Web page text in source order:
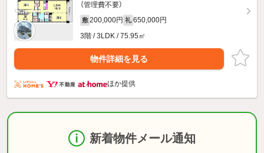
（管理費不要）
敷 200,000円 礼 650,000円
3階 / 3LDK / 75.95㎡
物件詳細を見る
ほか提供
新着物件メール通知